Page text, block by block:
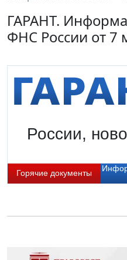
ГАРАНТ.
ФНС России от 7
России,
Горячие документы